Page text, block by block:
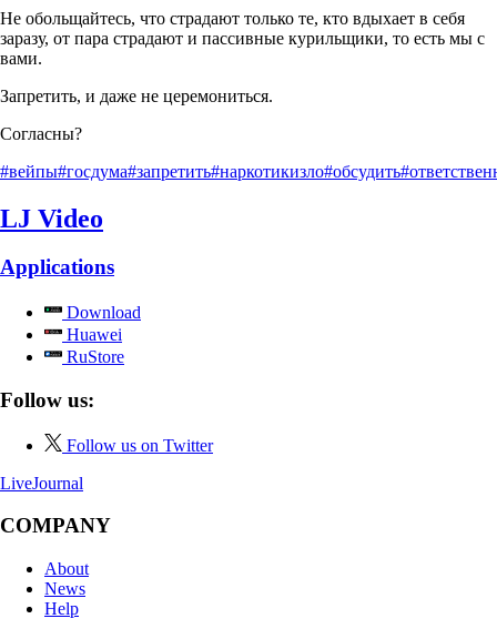
Не обольщайтесь, что страдают только те, кто вдыхает в себя
заразу, от пара страдают и пассивные курильщики, то есть мы с
вами.
Запретить, и даже не церемониться.
Согласны?
#вейпы#госдума#запретить#наркотикизло#обсудить
LJ Video
Applications
Download
Huawei
RuStore
Follow us:
Follow us on Twitter
LiveJournal
COMPANY
About
News
Help